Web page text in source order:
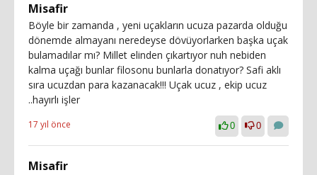
Misafir
Böyle bir zamanda , yeni uçakların ucuza pazarda olduğu
dönemde almayanı neredeyse dövüyorlarken başka uçak
bulamadılar mı? Millet elinden çıkartıyor nuh nebiden
kalma uçağı bunlar filosonu bunlarla donatıyor? Safi aklı
sıra ucuzdan para kazanacak!!! Uçak ucuz , ekip ucuz
..hayırlı işler
17 yıl önce 0 0
Misafir